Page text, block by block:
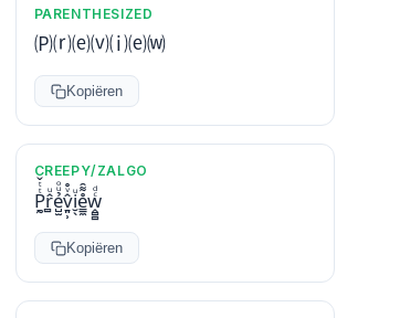
PARENTHESIZED
🄟⒭⒠⒱⒤⒠⒲
Kopiëren
CREEPY/ZALGO
P̱̰ͭͭ̌r̻̂ͧẻ̺̫ͧͦv̱͈̹̂ͮ̊i̮̖ͧe̳̼̊͌̑w̭̻̻ͨͩ
Kopiëren